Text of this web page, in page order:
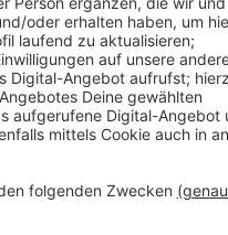
über die JUFÖ-App
2025 von 10 bis 13
27 in Hattingen